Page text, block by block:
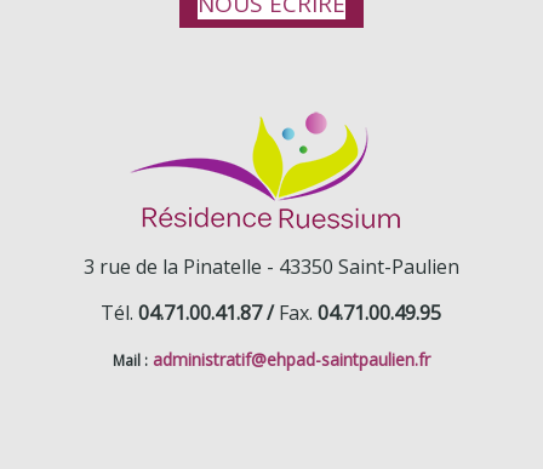
3 rue de la Pinatelle - 43350 Saint-Paulien
Tél. 04.71.00.41.87 /Fax. 04.71.00.49.95
Mail : administratif@ehpad-saintpaulien.fr